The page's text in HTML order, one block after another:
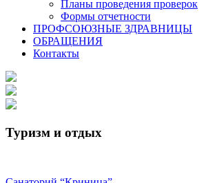
Планы проведения проверок
Формы отчетности
ПРОФСОЮЗНЫЕ ЗДРАВНИЦЫ
ОБРАЩЕНИЯ
Контакты
Туризм и отдых